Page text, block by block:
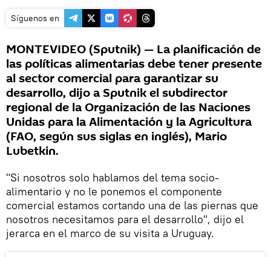
Síguenos en
MONTEVIDEO (Sputnik) — La planificación de
las políticas alimentarias debe tener presente
al sector comercial para garantizar su
desarrollo, dijo a Sputnik el subdirector
regional de la Organización de las Naciones
Unidas para la Alimentación y la Agricultura
(FAO, según sus siglas en inglés), Mario
Lubetkin.
"Si nosotros solo hablamos del tema socio-
alimentario y no le ponemos el componente
comercial estamos cortando una de las piernas que
nosotros necesitamos para el desarrollo", dijo el
jerarca en el marco de su visita a Uruguay.